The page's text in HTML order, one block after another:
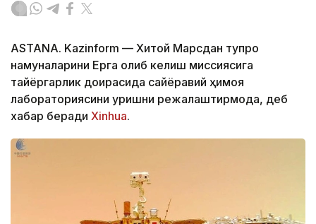
ASTANA. Kazinform — Хитой Марсдан тупроқ
намуналарини Ерга олиб келиш миссиясига
тайёргарлик доирасида сайёравий ҳимоя
лабораториясини қуришни режалаштирмоқда, деб
хабар беради Xinhua.